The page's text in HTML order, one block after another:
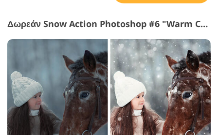
Δωρεάν Snow Action Photoshop #6 "Warm Cacao"